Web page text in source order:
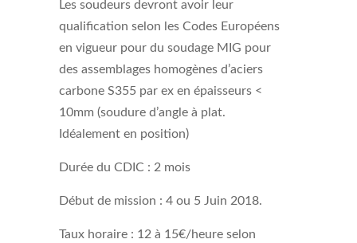
Les soudeurs devront avoir leur
qualification selon les Codes Européens
en vigueur pour du soudage MIG pour
des assemblages homogènes d’aciers
carbone S355 par ex en épaisseurs <
10mm (soudure d’angle à plat.
Idéalement en position)
Durée du CDIC : 2 mois
Début de mission : 4 ou 5 Juin 2018.
Taux horaire : 12 à 15€/heure selon